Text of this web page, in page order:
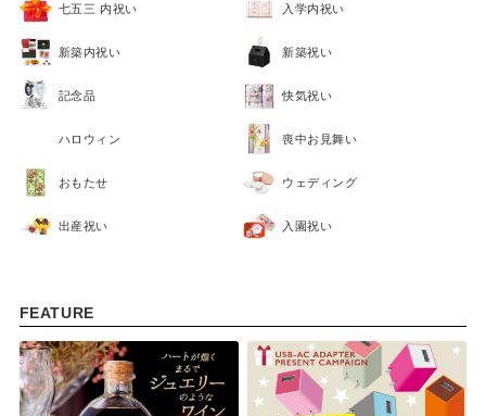
七五三 内祝い 入学内祝い
新築内祝い 新築祝い
記念品 快気祝い
ハロウィン 喪中お見舞い
おもたせ ウェディング
出産祝い 入園祝い
FEATURE